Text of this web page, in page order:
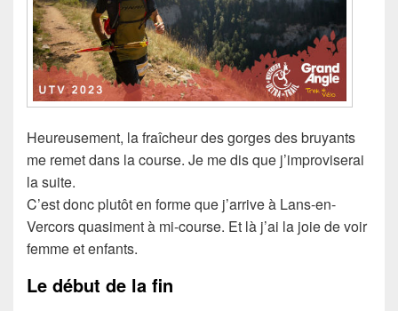
Heureusement, la fraîcheur des gorges des bruyants
me remet dans la course. Je me dis que j’improviserai
la suite.
C’est donc plutôt en forme que j’arrive à Lans-en-
Vercors quasiment à mi-course. Et là j’ai la joie de voir
femme et enfants.
Le début de la fin